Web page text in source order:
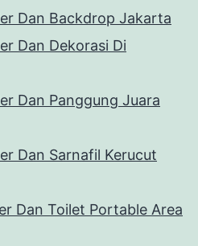
Dan Backdrop Jakarta
Dan Dekorasi Di
Dan Panggung Juara
Dan Sarnafil Kerucut
Dan Toilet Portable Area